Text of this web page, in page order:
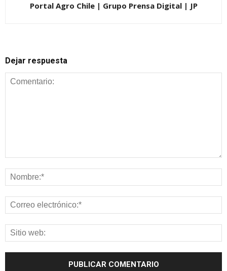
Portal Agro Chile | Grupo Prensa Digital | JP
Dejar respuesta